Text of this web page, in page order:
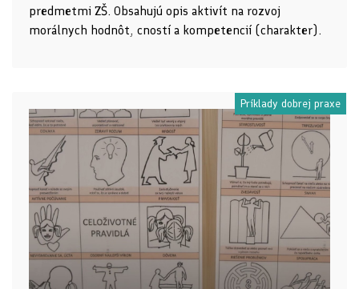
predmetmi ZŠ. Obsahujú opis aktivít na rozvoj
morálnych hodnôt, cností a kompetencií (charakter).
Príklady dobrej praxe